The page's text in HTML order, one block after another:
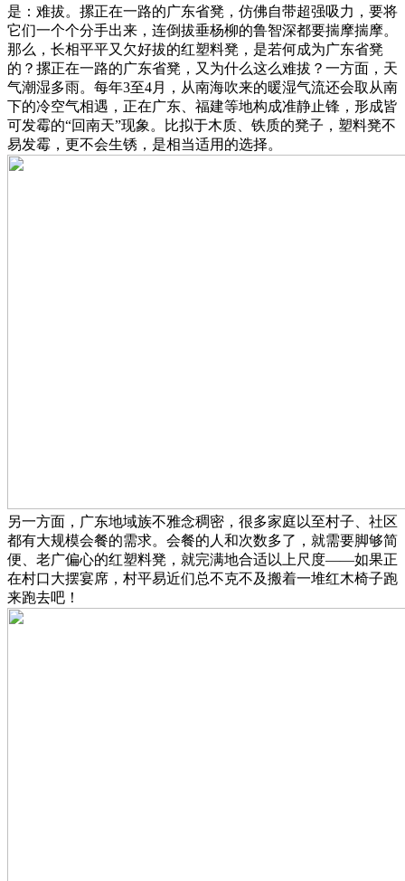
是：难拔。摞正在一路的广东省凳，仿佛自带超强吸力，要将
它们一个个分手出来，连倒拔垂杨柳的鲁智深都要揣摩揣摩。
那么，长相平平又欠好拔的红塑料凳，是若何成为广东省凳
的？摞正在一路的广东省凳，又为什么这么难拔？一方面，天
气潮湿多雨。每年3至4月，从南海吹来的暖湿气流还会取从南
下的冷空气相遇，正在广东、福建等地构成准静止锋，形成皆
可发霉的“回南天”现象。比拟于木质、铁质的凳子，塑料凳不
易发霉，更不会生锈，是相当适用的选择。
另一方面，广东地域族不雅念稠密，很多家庭以至村子、社区
都有大规模会餐的需求。会餐的人和次数多了，就需要脚够简
便、老广偏心的红塑料凳，就完满地合适以上尺度——如果正
在村口大摆宴席，村平易近们总不克不及搬着一堆红木椅子跑
来跑去吧！